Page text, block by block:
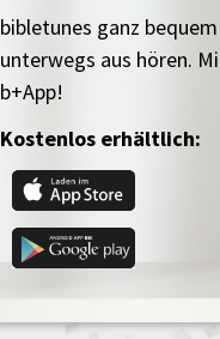
bibletunes ganz
unterwegs aus hören.
b+App!
Kostenlos erhältlich: